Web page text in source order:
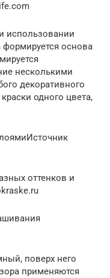
использовании
формируется основа
несколькими
декоративного
одного цвета,
оттенков и
поверх него
применяются